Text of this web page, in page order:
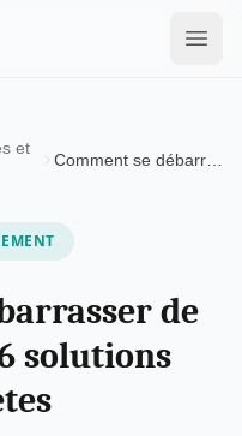
et
Comment se débarrasser de ses meubles : 6 solutions concrètes
de
solutions